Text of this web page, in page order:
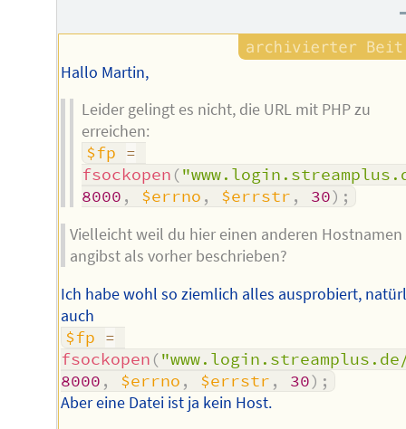
Hallo Martin,
Leider gelingt es nicht, die URL mit PHP zu
erreichen:
$fp =
fsockopen (
8000 , $errno , $errstr , 30) ;
Vielleicht weil du hier einen anderen Hostnamen
angibst als vorher beschrieben?
Ich habe wohl so ziemlich alles ausprobiert,
auch
$fp =
fsockopen (
8000 , $errno , $errstr , 30) ;
Aber eine Datei ist ja kein Host.